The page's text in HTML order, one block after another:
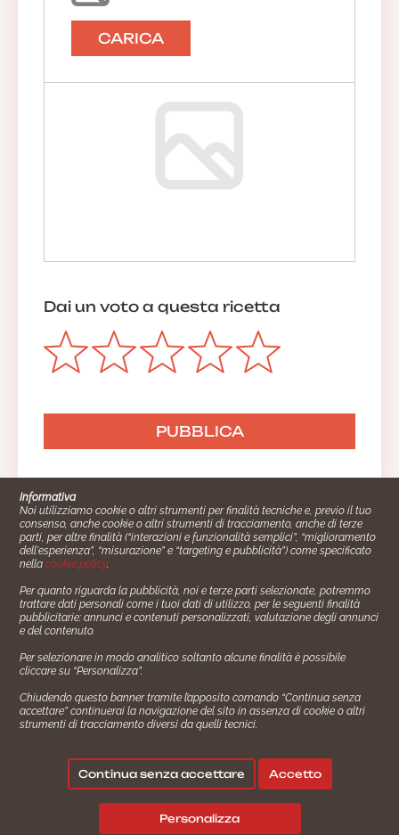
CARICA
Dai un voto a questa ricetta
Luongo Mariarosaria
Buona e veloce
18/12/2019 08:23:01Rispondi
La redazione
Grazie. Continua a seguirci!
Anonimo
01/12/2019 08:16:34
01/12/2019 08:16:33
Anonimo
08/09/2019 07:48:33
Anonimo
17/10/2017 19:32:10
Cucinare.it è un marchio commerciale di Impiego24.it s.r.l.
copyright 2014 - 2024 P.IVA: 03406490130
Azienda certiﬁcata ISO 27001 numero: SNR 73140386/89/I
- Azienda certiﬁcata ISO 9001 numero: SNR
Gestione consensi e categorie merceologiche marketing
Seguici su:
Termini e Condizioni
Informativa
Noi utilizziamo cookie o altri strumenti per finalità tecniche e, previo il tuo
consenso, anche cookie o altri strumenti di tracciamento, anche di terze
parti, per altre finalità (“interazioni e funzionalità semplici”, “miglioramento
dell'esperienza”, “misurazione” e “targeting e pubblicità”) come specificato
nellacookie policy.
Per quanto riguarda la pubblicità, noi e terze parti selezionate, potremmo
trattare dati personali come i tuoi dati di utilizzo, per le seguenti finalità
pubblicitarie: annunci e contenuti personalizzati, valutazione degli annunci
e del contenuto.
Per selezionare in modo analitico soltanto alcune finalità è possibile
cliccare su “Personalizza”.
Chiudendo questo banner tramite l’apposito comando “Continua senza
accettare” continuerai la navigazione del sito in assenza di cookie o altri
strumenti di tracciamento diversi da quelli tecnici.
Personalizza
Continua senza accettare Accetto